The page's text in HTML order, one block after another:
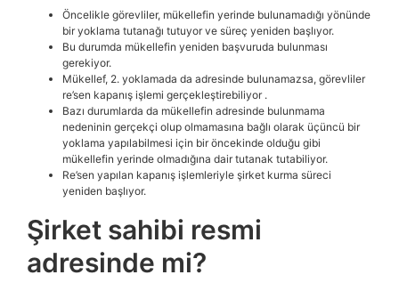
Öncelikle görevliler, mükellefin yerinde bulunamadığı yönünde
bir yoklama tutanağı tutuyor ve süreç yeniden başlıyor.
Bu durumda mükellefin yeniden başvuruda bulunması
gerekiyor.
Mükellef, 2. yoklamada da adresinde bulunamazsa, görevliler
re’sen kapanış işlemi gerçekleştirebiliyor .
Bazı durumlarda da mükellefin adresinde bulunmama
nedeninin gerçekçi olup olmamasına bağlı olarak üçüncü bir
yoklama yapılabilmesi için bir öncekinde olduğu gibi
mükellefin yerinde olmadığına dair tutanak tutabiliyor.
Re’sen yapılan kapanış işlemleriyle şirket kurma süreci
yeniden başlıyor.
Şirket sahibi resmi
adresinde mi?